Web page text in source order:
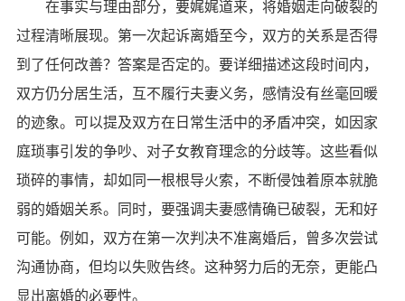
在事实与理由部分，要娓娓道来，将婚姻走向破裂的
过程清晰展现。第一次起诉离婚至今，双方的关系是否得
到了任何改善？答案是否定的。要详细描述这段时间内，
双方仍分居生活，互不履行夫妻义务，感情没有丝毫回暖
的迹象。可以提及双方在日常生活中的矛盾冲突，如因家
庭琐事引发的争吵、对子女教育理念的分歧等。这些看似
琐碎的事情，却如同一根根导火索，不断侵蚀着原本就脆
弱的婚姻关系。同时，要强调夫妻感情确已破裂，无和好
可能。例如，双方在第一次判决不准离婚后，曾多次尝试
沟通协商，但均以失败告终。这种努力后的无奈，更能凸
显出离婚的必要性。